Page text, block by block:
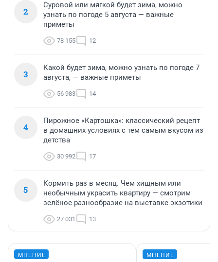
2
Суровой или мягкой будет зима, можно
узнать по погоде 5 августа — важные
приметы
78 155 12
3
Какой будет зима, можно узнать по погоде 7
августа, — важные приметы
56 983 14
4
Пирожное «Картошка»: классический рецепт
в домашних условиях с тем самым вкусом из
детства
30 992 17
5
Кормить раз в месяц. Чем хищным или
необычным украсить квартиру — смотрим
зелёное разнообразие на выставке экзотики
27 031 13
МНЕНИЕ МНЕНИЕ